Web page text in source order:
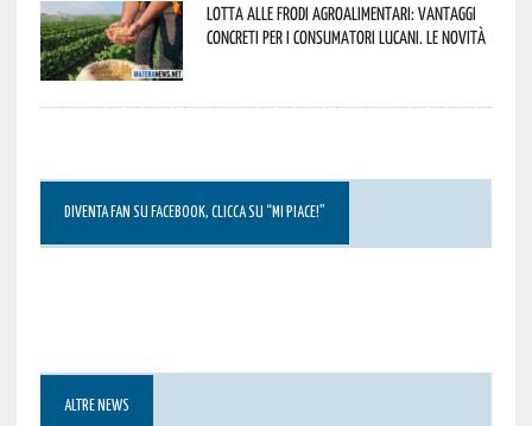
Lotta alle frodi agroalimentari: vantaggi
concreti per i consumatori lucani. Le novità
DIVENTA FAN SU FACEBOOK, CLICCA SU “MI PIACE!”
ALTRE NEWS